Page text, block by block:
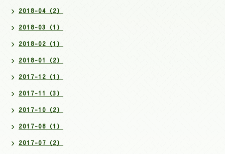
2018-04（2）
2018-03（1）
2018-02（1）
2018-01（2）
2017-12（1）
2017-11（3）
2017-10（2）
2017-08（1）
2017-07（2）